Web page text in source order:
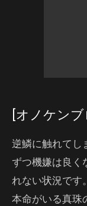
[オノケン
逆鱗に触れてし
ずつ機嫌は良く
れない状況です
本命がいる真珠